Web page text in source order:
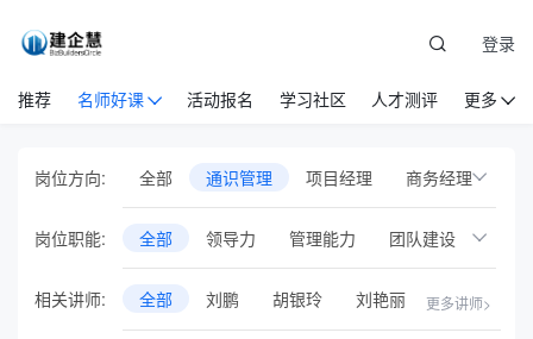
推荐 名师好课 活动报名 学习社区 人才测评 更多
登录
岗位方向: 全部 通识管理 项目经理
商务经理
EPC项目管理
国际工程管理
工程项目基础岗位
人力资源管理
岗位职能: 全部 领导力 管理能力
团队建设
规划与执行
管理与领导力
高效团队
相关讲师: 全部 刘鹏 胡银玲 刘艳丽 更多讲师>